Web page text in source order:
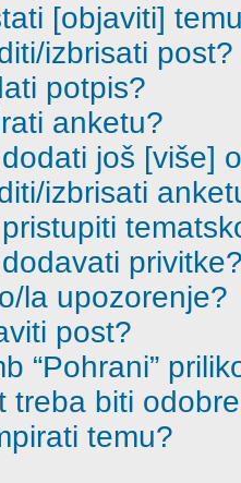
[objaviti]
izbrisati post?
potpis?
anketu?
još [više]
izbrisati
la upozorenje?
post?
“Pohrani”
treba biti
temu?